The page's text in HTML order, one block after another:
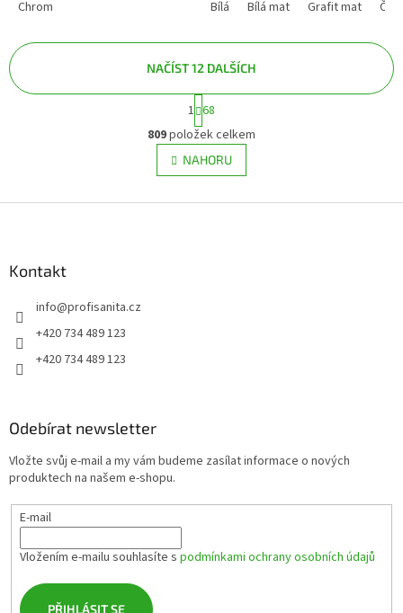
Chrom Bílá Bílá mat Grafit mat
O
v
l
á
a
NAČÍST 12 DALŠÍCH
t
r
á
n
k
v
1 68
809položek celkem
NAHORU
Kontakt
info@profisanita.cz
+420 734 489 123
+420 734 489 123
Odebírat newsletter
Vložte svůj e-mail a my vám budeme zasílat informace o nových
produktech na našem e-shopu.
E-mail
Vložením e-mailu souhlasíte s podmínkami ochrany osobních údajů
PŘIHLÁSIT SE